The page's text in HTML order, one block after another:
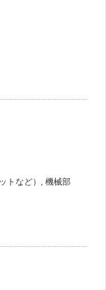
トなど） , 機械部